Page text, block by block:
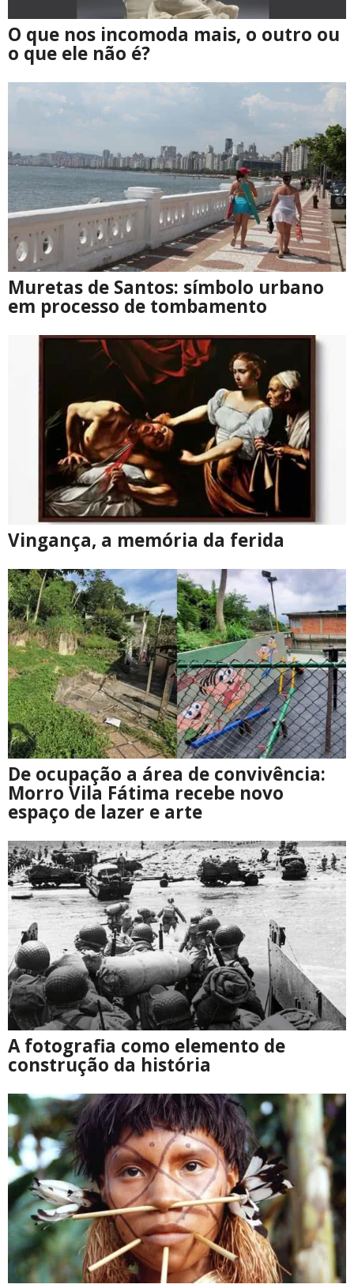
O que nos incomoda mais, o outro ou
o que ele não é?
Muretas de Santos: símbolo urbano
em processo de tombamento
Vingança, a memória da ferida
De ocupação a área de convivência:
Morro Vila Fátima recebe novo
espaço de lazer e arte
A fotografia como elemento de
construção da história